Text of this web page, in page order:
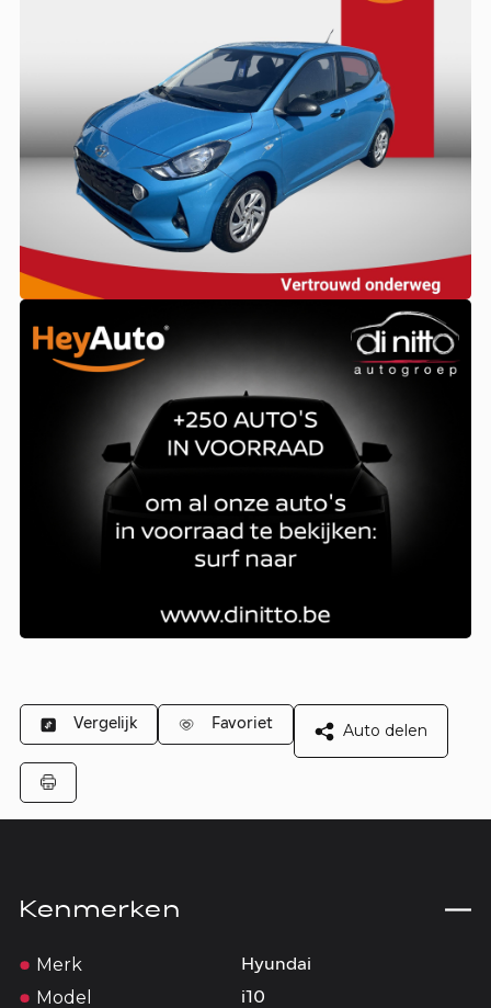
Vergelijk Favoriet Auto delen
Kenmerken
Merk Hyundai
Model i10